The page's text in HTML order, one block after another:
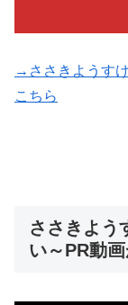
→ささきようす
こちら
ささきよう
い～PR動画